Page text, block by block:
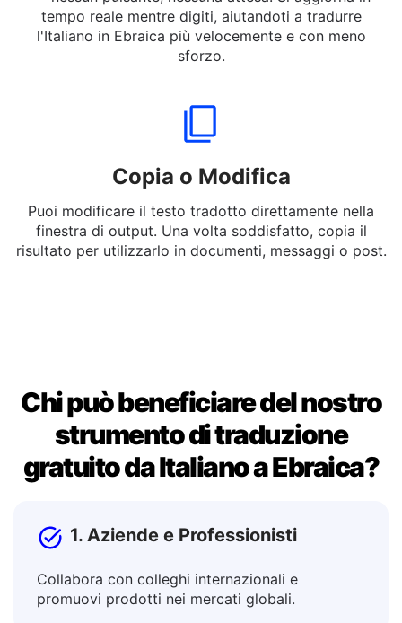
La tua traduzione in Ebraica appare istantaneamente
— nessun pulsante, nessuna attesa. Si aggiorna in
tempo reale mentre digiti, aiutandoti a tradurre
sforzo.
Copia o Modifica
Puoi modificare il testo tradotto direttamente nella
Chi può beneficiare del nostro
strumento di traduzione
1. Aziende e Professionisti